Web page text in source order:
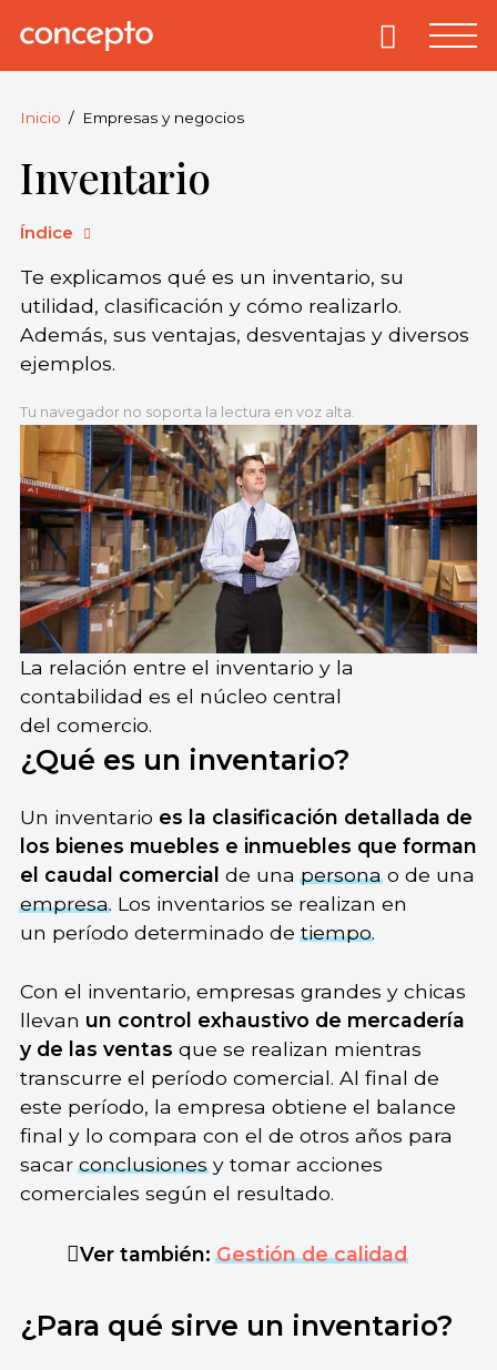
Concepto.
derechos
reservados.
Primary
Inicio Empresas y negocios
Inventario
Índice
Te explicamos qué es un inventario, su
utilidad, clasificación y cómo realizarlo.
Además, sus ventajas, desventajas y diversos
ejemplos.
Tu navegador no soporta la lectura en voz alta.
La relación entre el inventario y la
contabilidad es el núcleo central
del comercio.
¿Qué es un inventario?
Un inventario es la clasificación detallada de
los bienes muebles e inmuebles que forman
el caudal comercial de unapersonao de una
empresa. Los inventarios se realizan en
un período determinado detiempo.
Con el inventario, empresas grandes y chicas
llevan un control exhaustivo de mercadería
y de las ventas que se realizan mientras
transcurre el período comercial. Al final de
este período, la empresa obtiene el balance
final y lo compara con el de otros años para
sacarconclusionesy tomar acciones
comerciales según el resultado.
Ver también:Gestión de calidad
¿Para qué sirve un inventario?